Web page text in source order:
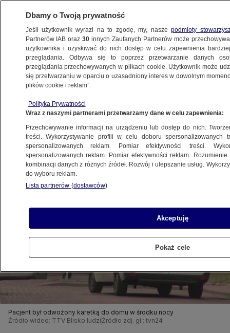
POLSKA
Tam na ratunek było za późno
12.12.2014, 09:22
Udostępnij
Pacjent był odwożony karetką do domu w środku nocy
Źródło wideo: TTV Blisko ludzi Źródło zdj. gł.: tvn24
Dbamy o Twoją prywatność
Jeśli użytkownik wyrazi na to zgodę, my, naszepodmioty
Partnerów IAB oraz30 innych Zaufanych Partnerów może
użytkownika i uzyskiwać do nich dostęp w celu zapewnienia
przeglądania. Odbywa się to poprzez przetwarzanie danych
przeglądania przechowywanych w plikach cookie. Użytkownik może
się przetwarzaniu w oparciu o uzasadniony interes w dowolnym
plików cookie i reklam”.
Polityka Prywatności
Wraz z naszymi partnerami przetwarzamy dane w celu zapewnienia:
Przechowywanie informacji na urządzeniu lub dostęp do nich.
treści. Wykorzystywanie profili w celu doboru spersonalizowanych
spersonalizowanych reklam. Pomiar efektywności treści.
spersonalizowanych reklam. Pomiar efektywności reklam.
kombinacji danych z różnych źródeł. Rozwój i ulepszanie usług.
do wyboru reklam.
Lista partnerów (dostawców)
Akceptuję
Pokaż cele